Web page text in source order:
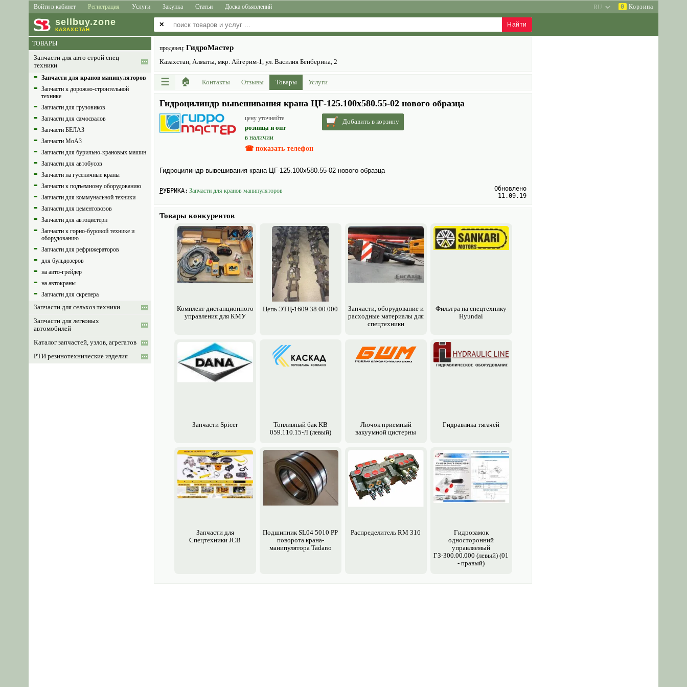
Войти в кабинет Регистрация Услуги Закупка Статьи Доска объявлений 0 Корзина
sell buy.zone
КАЗАХСТАН
✕
ТОВАРЫ
Запчасти для авто строй спец
техники
Запчасти для кранов манипуляторов
Запчасти к дорожно-строительной
технике
Запчасти для грузовиков
Запчасти для самосвалов
Запчасти БЕЛАЗ
Запчасти МоАЗ
Запчасти для бурильно-крановых машин
Запчасти для автобусов
Запчасти на гусеничные краны
Запчасти к подъемному оборудованию
Запчасти для коммунальной техники
Запчасти для цементовозов
Запчасти для автоцистерн
Запчасти к горно-буровой технике и
оборудованию
Запчасти для рефрижераторов
для бульдозеров
на авто-грейдер
на автокраны
Запчасти для скрепера
Запчасти для сельхоз техники
Запчасти для легковых
автомобилей
Каталог запчастей, узлов, агрегатов
РТИ резинотехнические изделия
продавец: ГидроМастер
Казахстан, Алматы, мкр. Айгерим-1, ул. Василия Бенберина, 2
☰ 🏠 Контакты Отзывы Товары Услуги
Гидроцилиндр вывешивания крана ЦГ-125.100х580.55-02 нового образца
цену уточняйте
розница и опт
в наличии
☎ показать телефон
Добавить в корзину
Гидроцилиндр вывешивания крана ЦГ-125.100х580.55-02 нового образца
РУБРИКА: Запчасти для кранов манипуляторов
Обновлено
11.09.19
Товары конкурентов
Комплект дистанционного
управления для КМУ
Цепь ЭТЦ-1609 38.00.000
Запчасти, обору­дование и
расходные материалы для
спецтехники
Фильтра на спецтехнику
Hyundai
Запчасти Spicer
Топливный бак KВ
059.110.15-Л (левый)
Лючок приемный
вакуумной цистерны
Гидравлика тягачей
Запчасти для
Спецтехники JCB
Подшипник SL04 5010 PP
поворота крана-
манипулятора Tadano
Распределитель RM 316
Гидрозамок
односторонний
управляемый
ГЗ-300.00.000 (левый) (01
- правый)